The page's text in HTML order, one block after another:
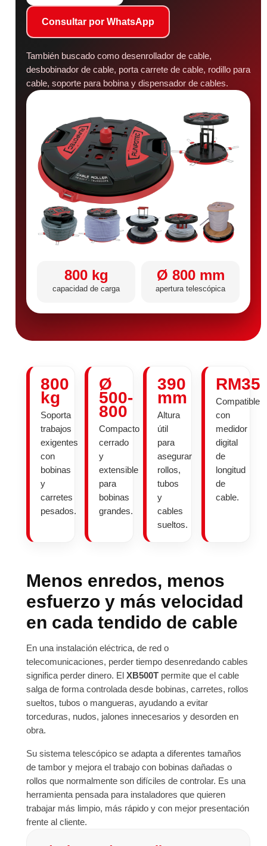
Consultar por WhatsApp
También buscado como desenrollador de cable,
desbobinador de cable, porta carrete de cable, rodillo para
cable, soporte para bobina y dispensador de cables.
800 kg
capacidad de carga
Ø 800 mm
apertura telescópica
800
kg
Soporta
trabajos
exigentes
con
bobinas
y
carretes
pesados.
Ø
500-
800
Compacto
cerrado
y
extensible
para
bobinas
grandes.
390
mm
Altura
útil
para
asegurar
rollos,
tubos
y
cables
sueltos.
RM35
Compatible
con
medidor
digital
de
longitud
de
cable.
Menos enredos, menos
esfuerzo y más velocidad
en cada tendido de cable
En una instalación eléctrica, de red o
telecomunicaciones, perder tiempo desenredando cables
significa perder dinero. El XB500T permite que el cable
salga de forma controlada desde bobinas, carretes, rollos
sueltos, tubos o mangueras, ayudando a evitar
torceduras, nudos, jalones innecesarios y desorden en
obra.
Su sistema telescópico se adapta a diferentes tamaños
de tambor y mejora el trabajo con bobinas dañadas o
rollos que normalmente son difíciles de controlar. Es una
herramienta pensada para instaladores que quieren
trabajar más limpio, más rápido y con mejor presentación
frente al cliente.